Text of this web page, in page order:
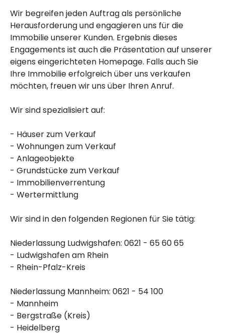
Wir begreifen jeden Auftrag als persönliche
Herausforderung und engagieren uns für die
Immobilie unserer Kunden. Ergebnis dieses
Engagements ist auch die Präsentation auf unserer
eigens eingerichteten Homepage. Falls auch Sie
Ihre Immobilie erfolgreich über uns verkaufen
möchten, freuen wir uns über Ihren Anruf.
Wir sind spezialisiert auf:
- Häuser zum Verkauf
- Wohnungen zum Verkauf
- Anlageobjekte
- Grundstücke zum Verkauf
- Immobilienverrentung
- Wertermittlung
Wir sind in den folgenden Regionen für Sie tätig:
Niederlassung Ludwigshafen: 0621 - 65 60 65
- Ludwigshafen am Rhein
- Rhein-Pfalz-Kreis
Niederlassung Mannheim: 0621 - 54 100
- Mannheim
- Bergstraße (Kreis)
- Heidelberg